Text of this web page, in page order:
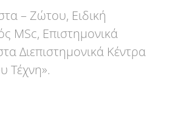
– Ζώτου, Ειδική
MSc, Επιστημονικά
Διεπιστημονικά Κέντρα
Τέχνη».